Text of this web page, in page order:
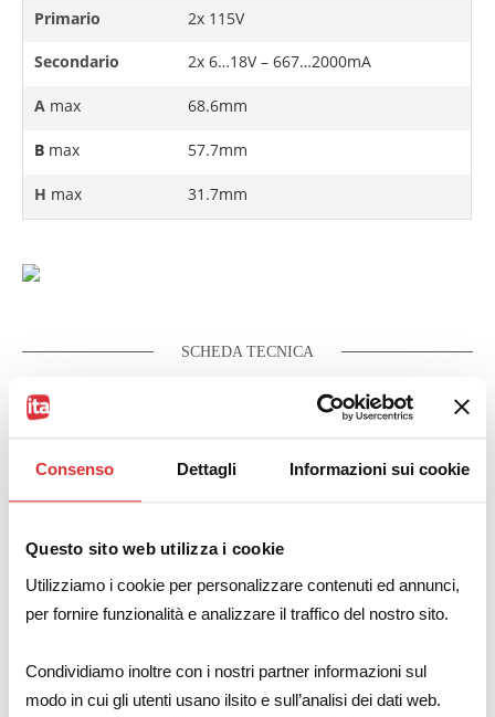
Consenso Dettagli Informazioni sui cookie
Questo sito web utilizza i cookie
Utilizziamo i cookie per personalizzare contenuti ed annunci,
per fornire funzionalità e analizzare il traffico del nostro sito.
Condividiamo inoltre con i nostri partner informazioni sul
modo in cui gli utenti usano ilsito e sull’analisi dei dati web.
Primario 2x 115V
Secondario 2x 6…18V – 667…2000mA
A max 68.6mm
B max 57.7mm
H max 31.7mm
SCHEDA TECNICA
Il file 3D è scaricabile dalla scheda pdf
Download: scheda tecnica UI3917S
Caratteristiche dei